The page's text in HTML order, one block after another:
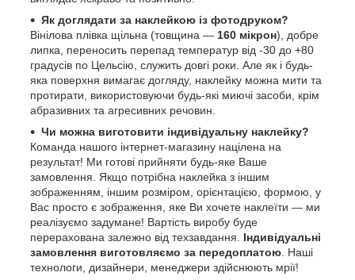
Як доглядати за наклейкою із фотодруком?
Вінілова плівка щільна (товщина — 160 мікрон), добре
липка, переносить перепад температур від -30 до +80
градусів по Цельсію, служить довгі роки. Але як і будь-
яка поверхня вимагає догляду, наклейку можна мити та
протирати, використовуючи будь-які миючі засоби, крім
абразивних та агресивних речовин.
Чи можна виготовити індивідуальну наклейку?
Команда нашого інтернет-магазину націлена на
результат! Ми готові прийняти будь-яке Ваше
замовлення. Якщо потрібна наклейка з іншим
зображенням, іншим розміром, орієнтацією, формою, у
Вас просто є зображення, яке Ви хочете наклеїти — ми
реалізуємо задумане! Вартість виробу буде
перерахована залежно від техзавдання. Індивідуальні
замовлення виготовляємо за передоплатою . Наші
технологи, дизайнери, менеджери здійснюють мрії!